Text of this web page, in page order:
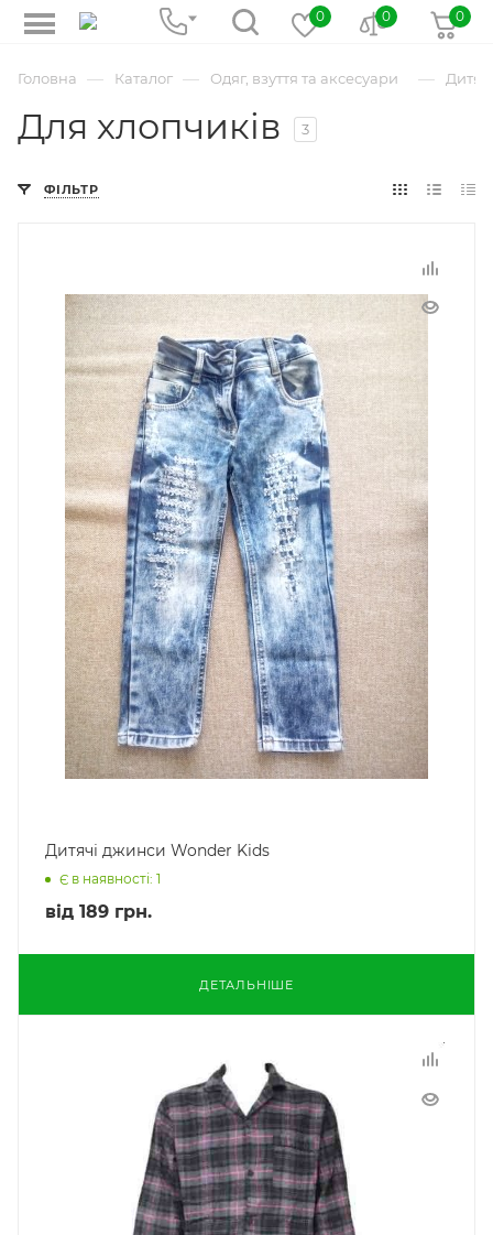
0
0 0
Головна — Каталог — Одяг, взуття та аксесуари —
Для хлопчиків 3
ФІЛЬТР
Дитячі джинси Wonder Kids
Є в наявності: 1
від 189 грн.
ДЕТАЛЬНІШЕ